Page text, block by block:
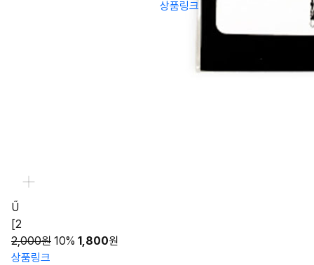
Ű
[2
2,000원 10% 1,800원
상품링크
상품링크